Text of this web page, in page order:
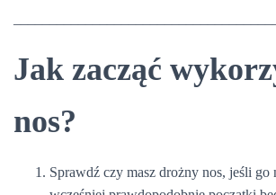
Jak zacząć
nos?
Sprawdź czy masz drożny nos, jeśli go